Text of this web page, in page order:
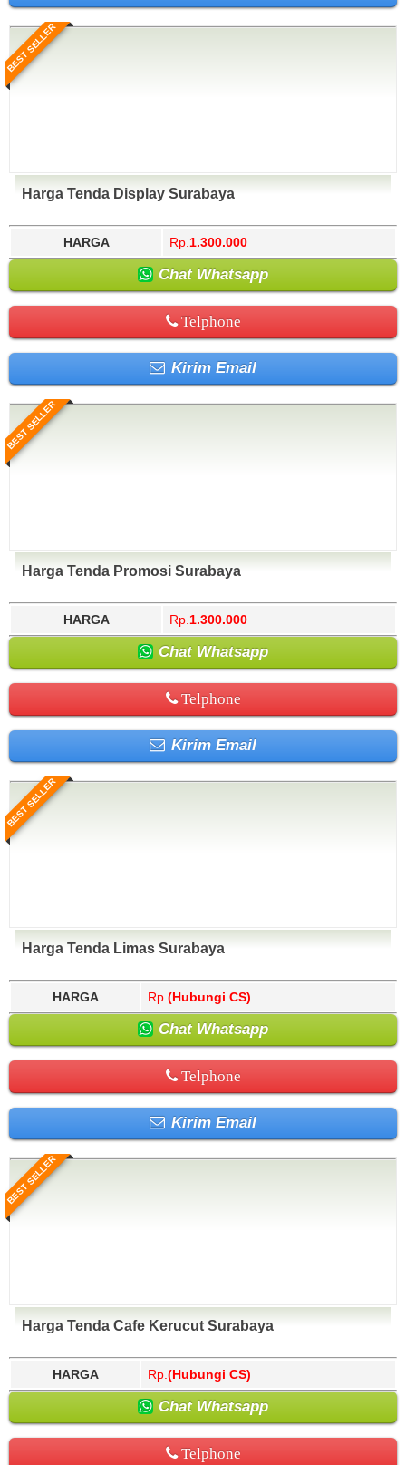
BEST SELLER
Harga Tenda Display Surabaya
HARGA Rp. 1.300.000
Chat Whatsapp
Telphone
Kirim Email
BEST SELLER
Harga Tenda Promosi Surabaya
HARGA Rp. 1.300.000
Chat Whatsapp
Telphone
Kirim Email
BEST SELLER
Harga Tenda Limas Surabaya
HARGA Rp. (Hubungi CS)
Chat Whatsapp
Telphone
Kirim Email
BEST SELLER
Harga Tenda Cafe Kerucut Surabaya
HARGA Rp. (Hubungi CS)
Chat Whatsapp
Telphone